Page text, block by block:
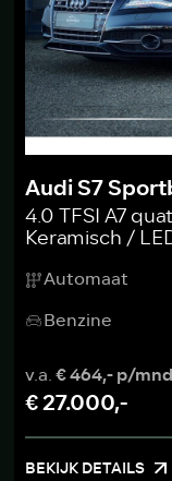
Audi S7
4.0 TFSI A7
Keramisch /
Automaat
Benzine
v.a.€ 464,- p/mnd
€ 27.000,-
BEKIJK DETAILS